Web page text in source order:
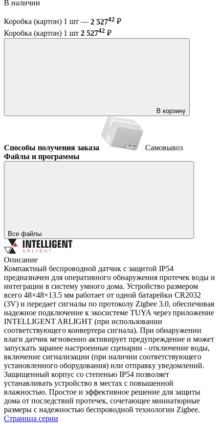
В наличии
Коробка (картон) 1 шт — 2 52742 ₽
Коробка (картон) 1 шт 2 52742 ₽
В корзину
Способы получения заказа
Самовывоз
Файлы и программы
Все файлы
Описание
Компактный беспроводной датчик с защитой IP54
предназначен для оперативного обнаружения протечек воды и
интеграции в систему умного дома. Устройство размером
всего 48×48×13.5 мм работает от одной батарейки CR2032
(3V) и передает сигналы по протоколу Zigbee 3.0, обеспечивая
надежное подключение к экосистеме TUYA через приложение
INTELLIGENT ARLIGHT (при использовании
соответствующего конвертера сигнала). При обнаружении
влаги датчик мгновенно активирует предупреждение и может
запускать заранее настроенные сценарии - отключение воды,
включение сигнализации (при наличии соответствующего
установленного оборудования) или отправку уведомлений.
Защищенный корпус со степенью IP54 позволяет
устанавливать устройство в местах с повышенной
влажностью. Простое и эффективное решение для защиты
дома от последствий протечек, сочетающее миниатюрные
размеры с надежностью беспроводной технологии Zigbee.
Страница серии